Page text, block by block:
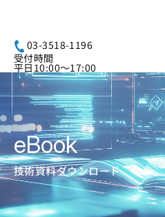
03-3518-1196
受付時間
平日10:00～17:00
eBook
技術資料ダウンロード